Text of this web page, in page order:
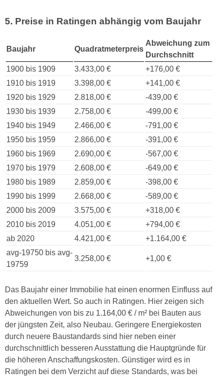
5. Preise in Ratingen abhängig vom Baujahr
Baujahr Quadratmeterpreis
Abweichung zum
Durchschnitt
1900 bis 1909
3.433,00 €
+176,00 €
1910 bis 1919
3.398,00 €
+141,00 €
1920 bis 1929
2.818,00 €
-439,00 €
1930 bis 1939
2.758,00 €
-499,00 €
1940 bis 1949
2.466,00 €
-791,00 €
1950 bis 1959
2.866,00 €
-391,00 €
1960 bis 1969
2.690,00 €
-567,00 €
1970 bis 1979
2.608,00 €
-649,00 €
1980 bis 1989
2.859,00 €
-398,00 €
1990 bis 1999
2.668,00 €
-589,00 €
2000 bis 2009
3.575,00 €
+318,00 €
2010 bis 2019
4.051,00 €
+794,00 €
ab 2020
4.421,00 €
+1.164,00 €
avg-19750 bis avg-
19759
3.258,00 € +1,00 €
Das Baujahr einer Immobilie hat einen enormen Einfluss auf
den aktuellen Wert. So auch in Ratingen. Hier zeigen sich
Abweichungen von bis zu 1.164,00 € / m² bei Bauten aus
der jüngsten Zeit, also Neubau. Geringere Energiekosten
durch neuere Baustandards sind hier neben einer
durchschnittlich besseren Ausstattung die Hauptgründe für
die höheren Anschaffungskosten. Günstiger wird es in
Ratingen bei dem Verzicht auf diese Standards, was bei